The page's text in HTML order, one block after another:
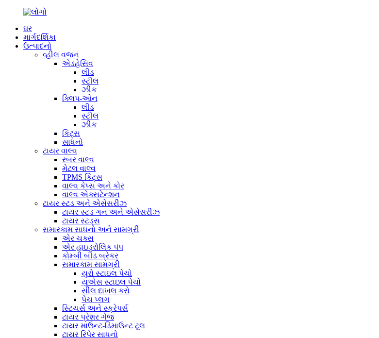
ઘર
માર્ગદર્શિકા
ઉત્પાદનો
વ્હીલ વજન
એડહેસિવ
લીડ
સ્ટીલ
ઝીંક
ક્લિપ-ઓન
લીડ
સ્ટીલ
ઝીંક
કિટ્સ
સાધનો
ટાયર વાલ્વ
રબર વાલ્વ
મેટલ વાલ્વ
TPMS કિટ્સ
વાલ્વ કેપ્સ અને કોર
વાલ્વ એક્સટેન્શન
ટાયર સ્ટડ અને એસેસરીઝ
ટાયર સ્ટડ ગન અને એસેસરીઝ
ટાયર સ્ટડ્સ
સમારકામ સાધનો અને સામગ્રી
એર ચક્સ
એર હાઇડ્રોલિક પંપ
કોમ્બી બીડ બ્રેકર
સમારકામ સામગ્રી
યુરો સ્ટાઇલ પેચો
યુએસ સ્ટાઇલ પેચો
સીલ દાખલ કરો
પેચ પ્લગ
સ્ટિચર્સ અને સ્ક્રેપર્સ
ટાયર પ્રેશર ગેજ
ટાયર માઉન્ટ-ડિમાઉન્ટ ટૂલ
ટાયર રિપેર સાધનો